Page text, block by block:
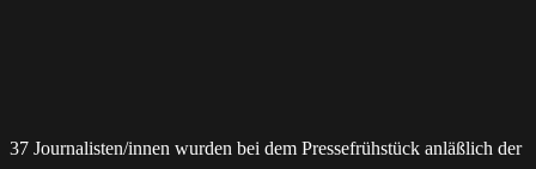
37 Journalisten/innen wurden bei dem Pressefrühstück anläßlich der